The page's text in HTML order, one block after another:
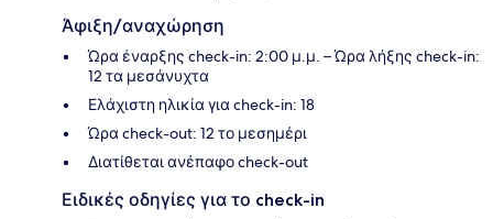
Άφιξη/αναχώρηση
Ώρα έναρξης check-in: 2:00 μ.μ. – Ώρα λήξης check-in:
12 τα μεσάνυχτα
Ελάχιστη ηλικία για check-in: 18
Ώρα check-out: 12 το μεσημέρι
Διατίθεται ανέπαφο check-out
Ειδικές οδηγίες για το check-in